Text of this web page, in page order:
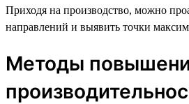
Приходя на производство, можно
направлений и выявить точки
Методы